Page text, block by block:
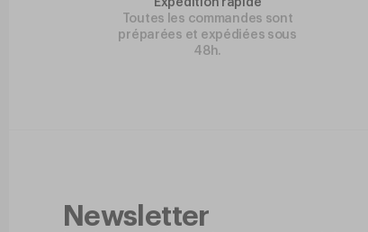
Expédition rapide
Toutes les commandes sont
préparées et expédiées sous
48h.
Newsletter